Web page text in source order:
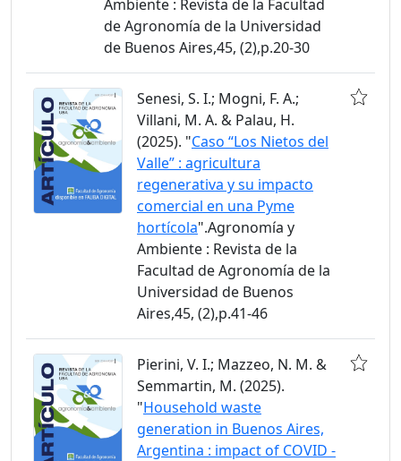
Ambiente : Revista de la Facultad
de Agronomía de la Universidad
de Buenos Aires,45, (2),p.20-30
Senesi, S. I.; Mogni, F. A.;
Villani, M. A. & Palau, H.
(2025). "Caso “Los Nietos del
Valle” : agricultura
regenerativa y su impacto
comercial en una Pyme
hortícola".Agronomía y
Ambiente : Revista de la
Facultad de Agronomía de la
Universidad de Buenos
Aires,45, (2),p.41-46
Pierini, V. I.; Mazzeo, N. M. &
Semmartin, M. (2025).
"Household waste
generation in Buenos Aires,
Argentina : impact of COVID -